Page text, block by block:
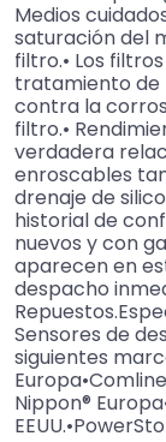
Medios
saturación del
filtro.• Los
tratamiento de
contra la
filtro.•
verdadera
enroscables
drenaje de
historial de
nuevos y con
aparecen en
despacho
Sensores de
siguientes
Nippon®